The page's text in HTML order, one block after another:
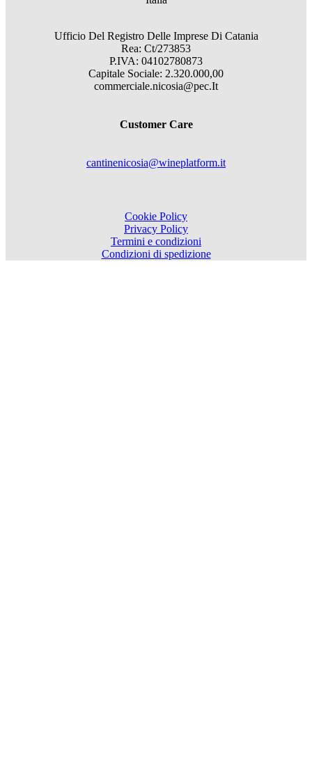
Ufficio Del Registro Delle Imprese Di Catania
Rea: Ct/273853
P.IVA: 04102780873
Capitale Sociale: 2.320.000,00
commerciale.nicosia@pec.It
Customer Care
cantinenicosia@wineplatform.it
Cookie Policy
Privacy Policy
Termini e condizioni
Condizioni di spedizione